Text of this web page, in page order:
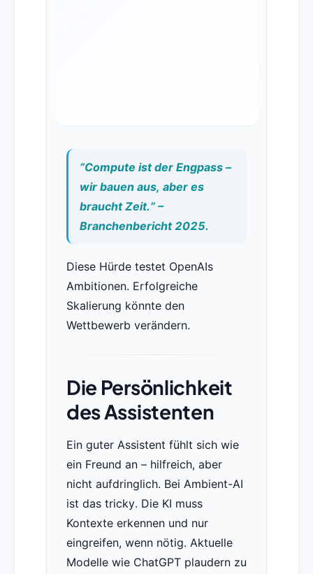
“Compute ist der Engpass –
wir bauen aus, aber es
braucht Zeit.” –
Branchenbericht 2025.
Diese Hürde testet OpenAIs
Ambitionen. Erfolgreiche
Skalierung könnte den
Wettbewerb verändern.
Die Persönlichkeit
des Assistenten
Ein guter Assistent fühlt sich wie
ein Freund an – hilfreich, aber
nicht aufdringlich. Bei Ambient-AI
ist das tricky. Die KI muss
Kontexte erkennen und nur
eingreifen, wenn nötig. Aktuelle
Modelle wie ChatGPT plaudern zu